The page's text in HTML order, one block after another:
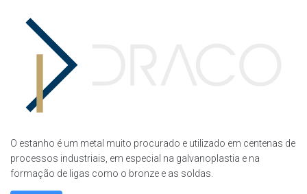
O estanho é um metal muito procurado e utilizado em centenas de
processos industriais, em especial na galvanoplastia e na
formação de ligas como o bronze e as soldas.